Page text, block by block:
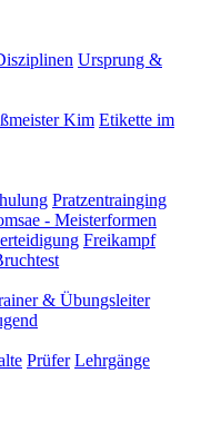
Ursprung &
Kim Etikette im
Pratzentrainging
- Meisterformen
Freikampf
& Übungsleiter
Prüfer Lehrgänge